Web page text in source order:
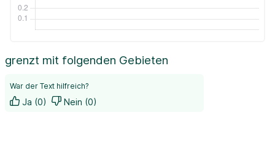
grenzt mit folgenden Gebieten
War der Text hilfreich?
Ja (0) Nein (0)